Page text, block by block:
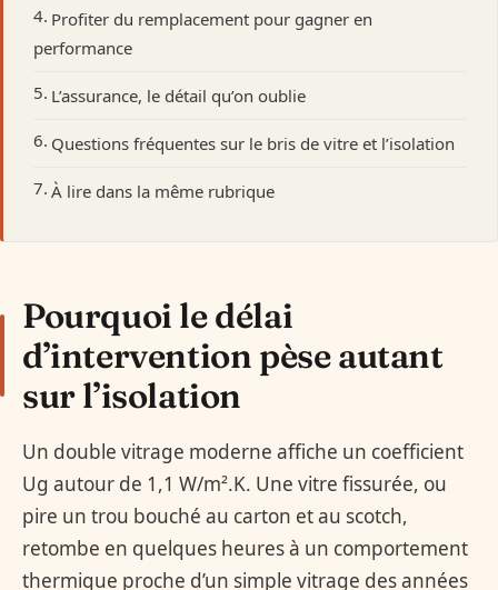
Profiter du remplacement pour gagner en
performance
L’assurance, le détail qu’on oublie
Questions fréquentes sur le bris de vitre et l’isolation
À lire dans la même rubrique
Pourquoi le délai
d’intervention pèse autant
sur l’isolation
Un double vitrage moderne affiche un coefficient
Ug autour de 1,1 W/m².K. Une vitre fissurée, ou
pire un trou bouché au carton et au scotch,
retombe en quelques heures à un comportement
thermique proche d’un simple vitrage des années